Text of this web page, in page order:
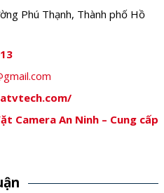
Phú Thạnh, Thành phố Hồ
Camera An Ninh – Cung cấp